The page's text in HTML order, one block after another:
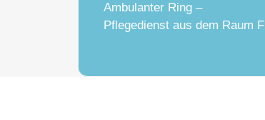
Ambulanter Ring –
Pflegedienst aus dem Raum